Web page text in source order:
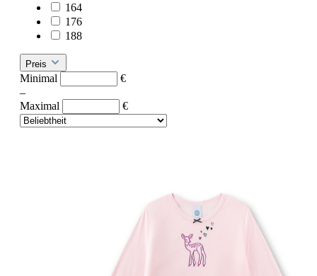
164
176
188
Preis
Minimal
€
–
Maximal
€